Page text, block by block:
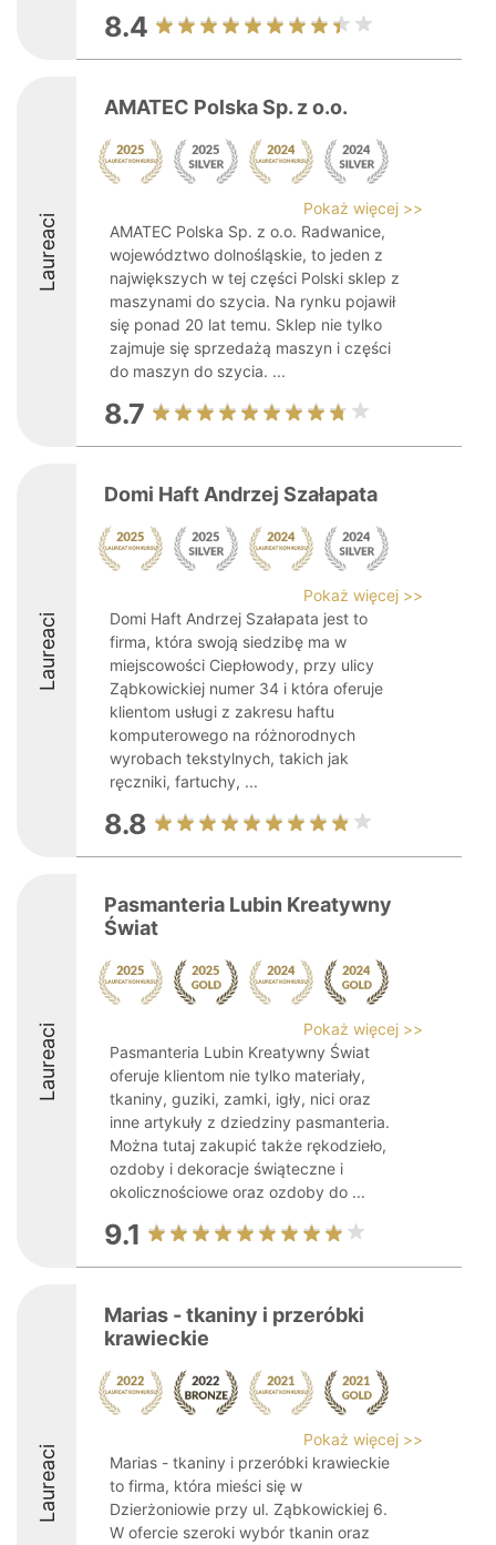
8.4
Laureaci
AMATEC Polska Sp. z o.o.
Pokaż więcej >>
AMATEC Polska Sp. z o.o. Radwanice,
województwo dolnośląskie, to jeden z
największych w tej części Polski sklep z
maszynami do szycia. Na rynku pojawił
się ponad 20 lat temu. Sklep nie tylko
zajmuje się sprzedażą maszyn i części
do maszyn do szycia. ...
8.7
Laureaci
Domi Haft Andrzej Szałapata
Pokaż więcej >>
Domi Haft Andrzej Szałapata jest to
firma, która swoją siedzibę ma w
miejscowości Ciepłowody, przy ulicy
Ząbkowickiej numer 34 i która oferuje
klientom usługi z zakresu haftu
komputerowego na różnorodnych
wyrobach tekstylnych, takich jak
ręczniki, fartuchy, ...
8.8
Laureaci
Pasmanteria Lubin Kreatywny
Świat
Pokaż więcej >>
Pasmanteria Lubin Kreatywny Świat
oferuje klientom nie tylko materiały,
tkaniny, guziki, zamki, igły, nici oraz
inne artykuły z dziedziny pasmanteria.
Można tutaj zakupić także rękodzieło,
ozdoby i dekoracje świąteczne i
okolicznościowe oraz ozdoby do ...
9.1
Laureaci
Marias - tkaniny i przeróbki
krawieckie
Pokaż więcej >>
Marias - tkaniny i przeróbki krawieckie
to firma, która mieści się w
Dzierżoniowie przy ul. Ząbkowickiej 6.
W ofercie szeroki wybór tkanin oraz